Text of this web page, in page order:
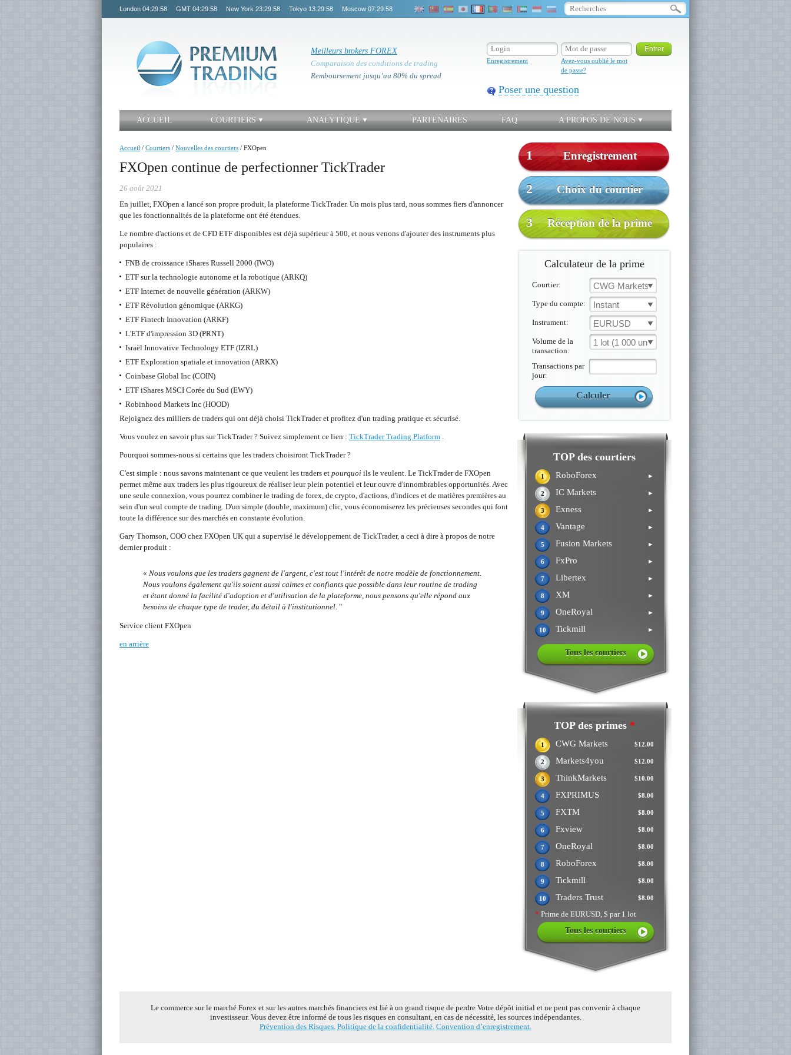
London 04:29:58 GMT 04:29:58 New York 23:29:58 Tokyo 13:29:58 Moscow 07:29:58
Meilleurs brokers FOREX
Comparaison des conditions de trading
Remboursement jusqu’au 80% du spread
Enregistrement
Avez-vous oublié le mot
de passe?
Poser une question
ACCUEIL COURTIERS ANALYTIQUE PARTENAIRES FAQ A PROPOS DE NOUS
1 Enregistrement
2 Choix du courtier
3 Réception de la prime
Calculateur de la prime
Courtier: CWG Markets
Type du compte: Instant
Instrument: EURUSD
Volume de la
transaction:
1 lot (1 000 un.)
Transactions par
jour:
TOP des courtiers
1 RoboForex ►
2 IC Markets ►
3 Exness ►
4 Vantage ►
5 Fusion Markets ►
6 FxPro ►
7 Libertex ►
8 XM ►
9 OneRoyal ►
10 Tickmill ►
Tous les courtiers
TOP des primes *
$12.00
1 CWG Markets
$12.00
2 Markets4you
$10.00
3 ThinkMarkets
$8.00
4 FXPRIMUS
$8.00
5 FXTM
$8.00
6 Fxview
$8.00
7 OneRoyal
$8.00
8 RoboForex
$8.00
9 Tickmill
$8.00
10 Traders Trust
* Prime de EURUSD, $ par 1 lot
Tous les courtiers
Accueil / Courtiers / Nouvelles des courtiers / FXOpen
FXOpen continue de perfectionner TickTrader
26 août 2021
En juillet, FXOpen a lancé son propre produit, la plateforme TickTrader. Un mois plus tard, nous sommes fiers d'annoncer
que les fonctionnalités de la plateforme ont été étendues.
Le nombre d'actions et de CFD ETF disponibles est déjà supérieur à 500, et nous venons d'ajouter des instruments plus
populaires :
FNB de croissance iShares Russell 2000 (IWO)
ETF sur la technologie autonome et la robotique (ARKQ)
ETF Internet de nouvelle génération (ARKW)
ETF Révolution génomique (ARKG)
ETF Fintech Innovation (ARKF)
L'ETF d'impression 3D (PRNT)
Israël Innovative Technology ETF (IZRL)
ETF Exploration spatiale et innovation (ARKX)
Coinbase Global Inc (COIN)
ETF iShares MSCI Corée du Sud (EWY)
Robinhood Markets Inc (HOOD)
Rejoignez des milliers de traders qui ont déjà choisi TickTrader et profitez d'un trading pratique et sécurisé.
Vous voulez en savoir plus sur TickTrader ? Suivez simplement ce lien : TickTrader Trading Platform .
Pourquoi sommes-nous si certains que les traders choisiront TickTrader ?
C'est simple : nous savons maintenant ce que veulent les traders et pourquoi ils le veulent. Le TickTrader de FXOpen
permet même aux traders les plus rigoureux de réaliser leur plein potentiel et leur ouvre d'innombrables opportunités. Avec
une seule connexion, vous pourrez combiner le trading de forex, de crypto, d'actions, d'indices et de matières premières au
sein d'un seul compte de trading. D'un simple (double, maximum) clic, vous économiserez les précieuses secondes qui font
toute la différence sur des marchés en constante évolution.
Gary Thomson, COO chez FXOpen UK qui a supervisé le développement de TickTrader, a ceci à dire à propos de notre
dernier produit :
« Nous voulons que les traders gagnent de l'argent, c'est tout l'intérêt de notre modèle de fonctionnement.
Nous voulons également qu'ils soient aussi calmes et confiants que possible dans leur routine de trading
et étant donné la facilité d'adoption et d'utilisation de la plateforme, nous pensons qu'elle répond aux
besoins de chaque type de trader, du détail à l'institutionnel. "
Service client FXOpen
en arrière
Le commerce sur le marché Forex et sur les autres marchés financiers est lié à un grand risque de perdre Votre dépôt initial et ne peut pas convenir à chaque
investisseur. Vous devez être informé de tous les risques en consultant, en cas de nécessité, les sources indépendantes.
Prévention des Risques. Politique de la confidentialité. Convention d’enregistrement.